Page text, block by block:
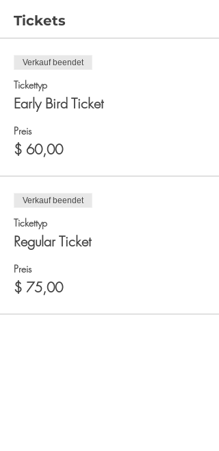
Tickets
Verkauf beendet
Tickettyp
Early Bird Ticket
Preis
$ 60,00
Verkauf beendet
Tickettyp
Regular Ticket
Preis
$ 75,00